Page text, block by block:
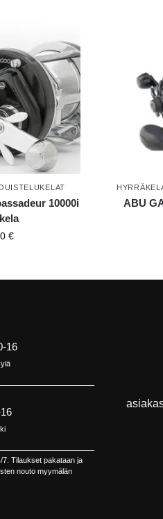
10000i
€
ABU
16
Tilaukset pakataan ja
nouto myymälän